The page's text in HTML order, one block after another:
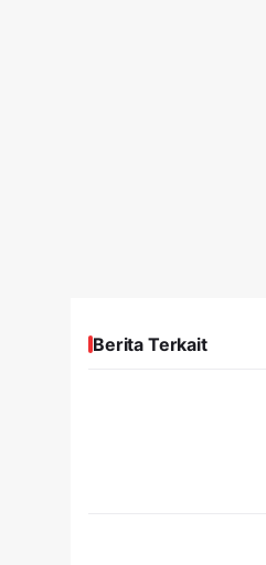
Berita Terkait